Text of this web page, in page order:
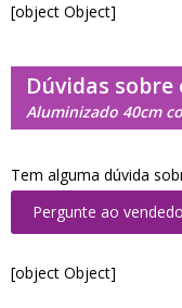
[object Object]
Dúvidas
Aluminizado 40cm
Tem alguma dúvida
Pergunte ao
[object Object]